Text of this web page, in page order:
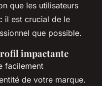
que les utilisateurs
il est crucial de le
que possible.
impactante
facilement
de votre marque.